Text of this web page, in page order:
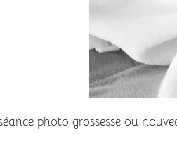
photo grossesse ou